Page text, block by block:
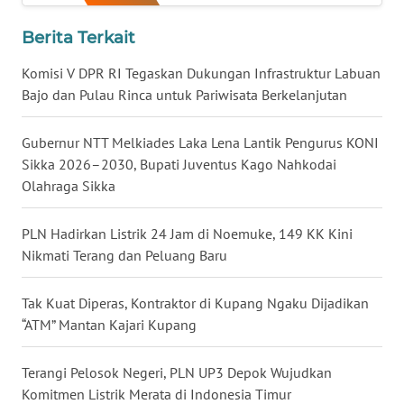
Berita Terkait
Komisi V DPR RI Tegaskan Dukungan Infrastruktur Labuan
Bajo dan Pulau Rinca untuk Pariwisata Berkelanjutan
Gubernur NTT Melkiades Laka Lena Lantik Pengurus KONI
Sikka 2026–2030, Bupati Juventus Kago Nahkodai
Olahraga Sikka
PLN Hadirkan Listrik 24 Jam di Noemuke, 149 KK Kini
Nikmati Terang dan Peluang Baru
Tak Kuat Diperas, Kontraktor di Kupang Ngaku Dijadikan
“ATM” Mantan Kajari Kupang
Terangi Pelosok Negeri, PLN UP3 Depok Wujudkan
Komitmen Listrik Merata di Indonesia Timur
JATENG
WN
NUSANTARA
WN
WN
WN
WN